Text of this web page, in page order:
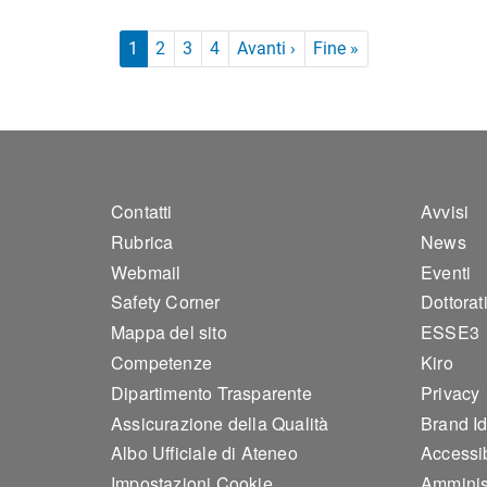
Paginazione
1 2 3 4 Avanti › Pagina successiva
Fine »
Footer 1
Contatti
Rubrica
Webmail
Safety Corner
Mappa del sito
Competenze
Dipartimento Trasparente
Assicurazione della Qualità
Albo Ufficiale di Ateneo
Avvisi
News
Eventi
Dottorati
ESSE3
Kiro
Privacy
Brand